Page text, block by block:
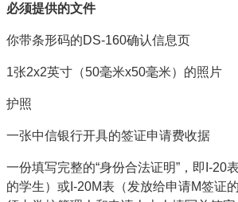
必须提供的文件
你带条形码的DS-160确认信息页
1张2x2英寸（50毫米x50毫米）的照片
护照
一张中信银行开具的签证申请费收据
一份填写完整的“身份合法证明”，即I-20
的学生）或I-20M表（发放给申请M签证